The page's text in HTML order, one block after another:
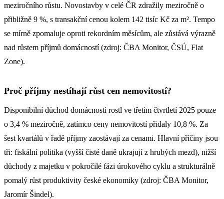
meziročního růstu. Novostavby v celé ČR zdražily meziročně o
přibližně 9 %, s transakční cenou kolem 142 tisíc Kč za m². Tempo
se mírně zpomaluje oproti rekordním měsícům, ale zůstává výrazně
nad růstem příjmů domácností (zdroj: ČBA Monitor, ČSÚ, Flat
Zone).
Proč příjmy nestíhají růst cen nemovitostí?
Disponibilní důchod domácností rostl ve třetím čtvrtletí 2025 pouze
o 3,4 % meziročně, zatímco ceny nemovitostí přidaly 10,8 %. Za
šest kvartálů v řadě příjmy zaostávají za cenami. Hlavní příčiny jsou
tři: fiskální politika (vyšší čisté daně ukrajují z hrubých mezd), nižší
důchody z majetku v pokročilé fázi úrokového cyklu a strukturálně
pomalý růst produktivity české ekonomiky (zdroj: ČBA Monitor,
Jaromír Šindel).